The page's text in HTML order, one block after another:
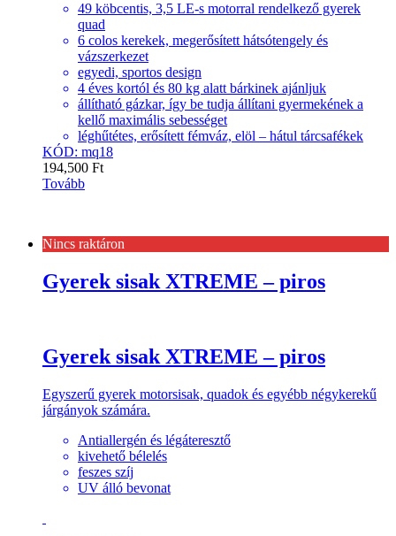
49 köbcentis, 3,5 LE-s motorral rendelkező gyerek
quad
6 colos kerekek, megerősített hátsótengely és
vázszerkezet
egyedi, sportos design
4 éves kortól és 80 kg alatt bárkinek ajánljuk
állítható gázkar, így be tudja állítani gyermekének a
kellő maximális sebességet
léghűtétes, erősített fémváz, elöl – hátul tárcsafékek
KÓD: mq18
194,500 Ft
Tovább
Nincs raktáron
Gyerek sisak XTREME – piros
Gyerek sisak XTREME – piros
Egyszerű gyerek motorsisak, quadok és egyébb négykerekű
járgányok számára.
Antiallergén és légáteresztő
kivehető bélelés
feszes szíj
UV álló bevonat